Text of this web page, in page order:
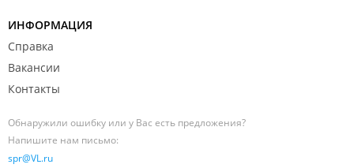
ИНФОРМАЦИЯ
Справка
Вакансии
Контакты
Обнаружили ошибку или у Вас есть предложения?
Напишите нам письмо:
spr@VL.ru